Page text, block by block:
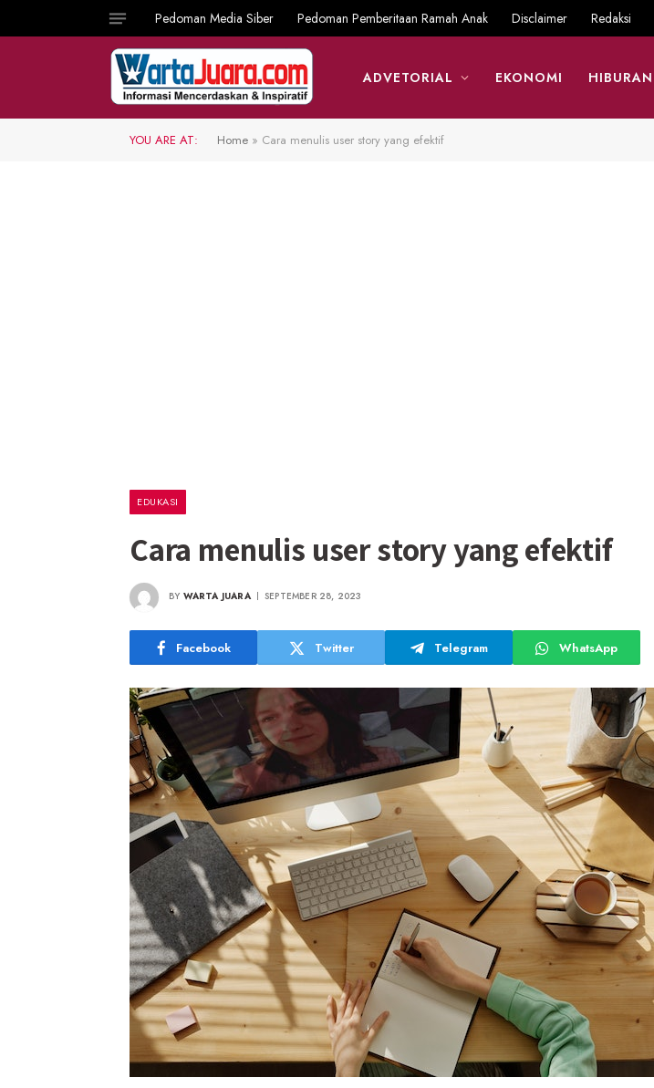
Pedoman Media Siber Pedoman Pemberitaan Ramah Anak Disclaimer Redaksi
ADVETORIAL EKONOMI HIBURAN
YOU ARE AT: Home » Cara menulis user story yang efektif
EDUKASI
Cara menulis user story yang efektif
BY WARTA JUARA SEPTEMBER 28, 2023
Facebook Twitter Telegram WhatsApp